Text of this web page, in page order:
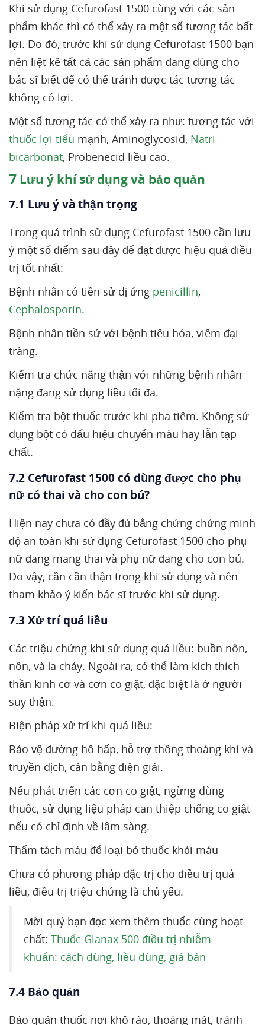
Khi sử dụng Cefurofast 1500 cùng với các sản
phẩm khác thì có thể xảy ra một số tương tác bất
lợi. Do đó, trước khi sử dụng Cefurofast 1500 bạn
nên liệt kê tất cả các sản phẩm đang dùng cho
bác sĩ biết để có thể tránh được tác tương tác
không có lợi.
Một số tương tác có thể xảy ra như: tương tác với
thuốc lợi tiểu mạnh, Aminoglycosid, Natri
bicarbonat, Probenecid liều cao.
7 Lưu ý khí sử dụng và bảo quản
7.1 Lưu ý và thận trọng
Trong quá trình sử dụng Cefurofast 1500 cần lưu
ý một số điểm sau đây để đạt được hiệu quả điều
trị tốt nhất:
Bệnh nhân có tiền sử dị ứng penicillin,
Cephalosporin.
Bệnh nhân tiền sử với bệnh tiêu hóa, viêm đại
tràng.
Kiểm tra chức năng thận với những bệnh nhân
nặng đang sử dụng liều tối đa.
Kiểm tra bột thuốc trước khi pha tiêm. Không sử
dụng bột có dấu hiệu chuyển màu hay lẫn tạp
chất.
7.2 Cefurofast 1500 có dùng được cho phụ
nữ có thai và cho con bú?
Hiện nay chưa có đầy đủ bằng chứng chứng minh
độ an toàn khi sử dụng Cefurofast 1500 cho phụ
nữ đang mang thai và phụ nữ đang cho con bú.
Do vậy, cần cần thận trọng khi sử dụng và nên
tham khảo ý kiến bác sĩ trước khi sử dụng.
7.3 Xử trí quá liều
Các triệu chứng khi sử dụng quá liều: buồn nôn,
nôn, và ỉa chảy. Ngoài ra, có thể làm kích thích
thần kinh cơ và cơn co giật, đặc biệt là ở người
suy thận.
Biện pháp xử trí khi quá liều:
Bảo vệ đường hô hấp, hỗ trợ thông thoáng khí và
truyền dịch, cân bằng điện giải.
Nếu phát triển các cơn co giật, ngừng dùng
thuốc, sử dụng liệu pháp can thiệp chống co giật
nếu có chỉ định về lâm sàng.
Thẩm tách máu để loại bỏ thuốc khỏi máu
Chưa có phương pháp đặc trị cho điều trị quá
liều, điều trị triệu chứng là chủ yếu.
Mời quý bạn đọc xem thêm thuốc cùng hoạt
chất: Thuốc Glanax 500 điều trị nhiễm
khuẩn: cách dùng, liều dùng, giá bán
7.4 Bảo quản
Bảo quản thuốc nơi khô ráo, thoáng mát, tránh